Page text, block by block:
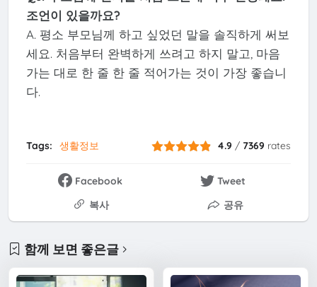
조언이 있을까요?
A. 평소 부모님께 하고 싶었던 말을 솔직하게 써보
세요. 처음부터 완벽하게 쓰려고 하지 말고, 마음
가는 대로 한 줄 한 줄 적어가는 것이 가장 좋습니
다.
Tags: 생활정보 4.9 / 7369 rates
Facebook
Tweet
복사
공유
함께 보면 좋은글